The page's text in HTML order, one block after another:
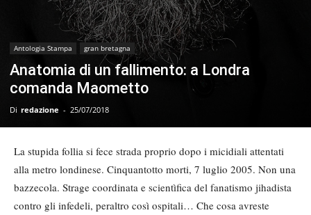
Antologia Stampa gran bretagna
Anatomia di un fallimento: a Londra
comanda Maometto
Di redazione - 25/07/2018
La stupida follia si fece strada proprio dopo i micidiali attentati
alla metro londinese. Cinquantotto morti, 7 luglio 2005. Non una
bazzecola. Strage coordinata e scientìfica del fanatismo jihadista
contro gli infedeli, peraltro così ospitali… Che cosa avreste